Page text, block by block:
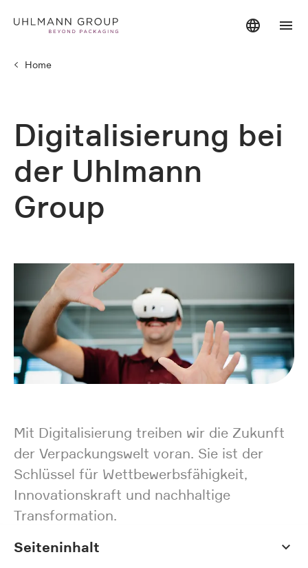
Home
Digitalisierung bei
der Uhlmann
Group
Mit Digitalisierung treiben wir die Zukunft
der Verpackungswelt voran. Sie ist der
Schlüssel für Wettbewerbsfähigkeit,
Innovationskraft und nachhaltige
Transformation.
Seiteninhalt